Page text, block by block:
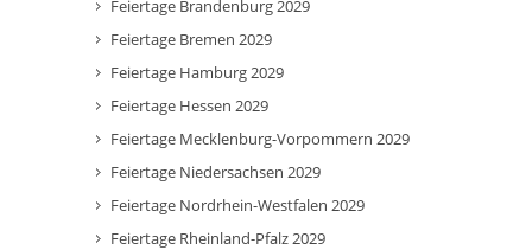
Feiertage Brandenburg 2029
Feiertage Bremen 2029
Feiertage Hamburg 2029
Feiertage Hessen 2029
Feiertage Mecklenburg-Vorpommern 2029
Feiertage Niedersachsen 2029
Feiertage Nordrhein-Westfalen 2029
Feiertage Rheinland-Pfalz 2029